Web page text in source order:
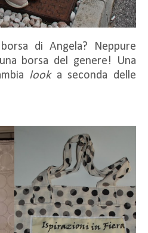
di Angela? Neppure
borsa del genere! Una
looka seconda delle